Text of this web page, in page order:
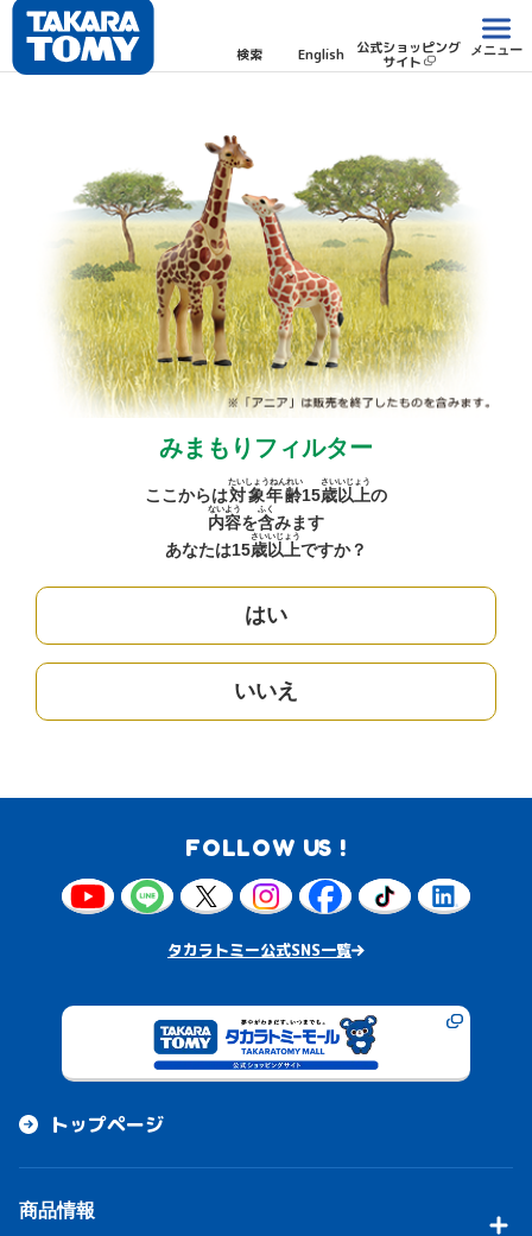
検索 English 公式ショッピング
サイト
メニュー
みまもりフィルター
ここからは対象年齢
たいしょうねんれい
15歳
さい
以上
いじょう
の
内容
ないよう
を含
ふく
みます
あなたは15歳
さい
以上
いじょう
ですか？
はい
いいえ
FOLLOW US !
タカラトミー公式SNS一覧
トップページ
商品情報